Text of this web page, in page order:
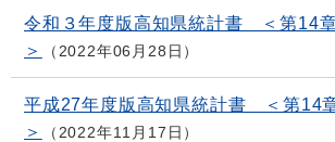
令和３年度版高知県統計書 ＜第14
＞
2022年06月28日
平成27年度版高知県統計書 ＜第14
＞
2022年11月17日